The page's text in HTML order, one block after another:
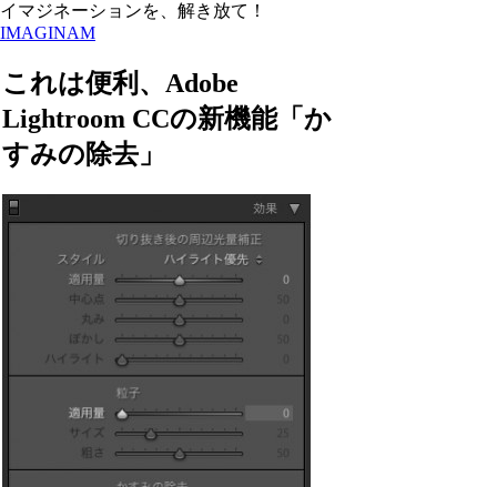
イマジネーションを、解き放て！
IMAGINAM
これは便利、Adobe
Lightroom CCの新機能「か
すみの除去」